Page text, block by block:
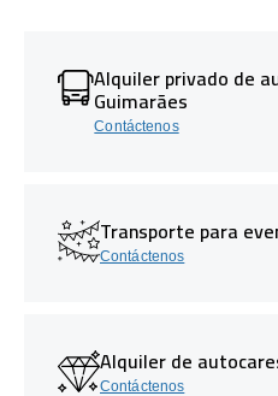
Alquiler privado de
Guimarães
Contáctenos
Transporte para
Contáctenos
Alquiler de
Contáctenos